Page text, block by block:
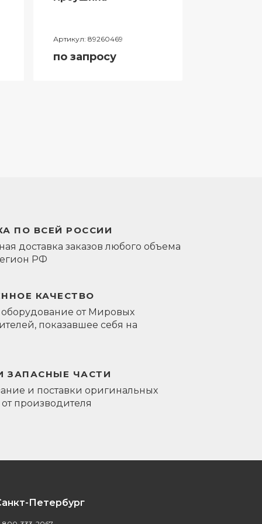
Артикул: 89260469
по запросу
ПО ВСЕЙ РОССИИ
доставка заказов любого объема
РФ
КАЧЕСТВО
оборудование от Мировых
показавшее себя на
ЗАПАСНЫЕ ЧАСТИ
и поставки оригинальных
от производителя
Петербург